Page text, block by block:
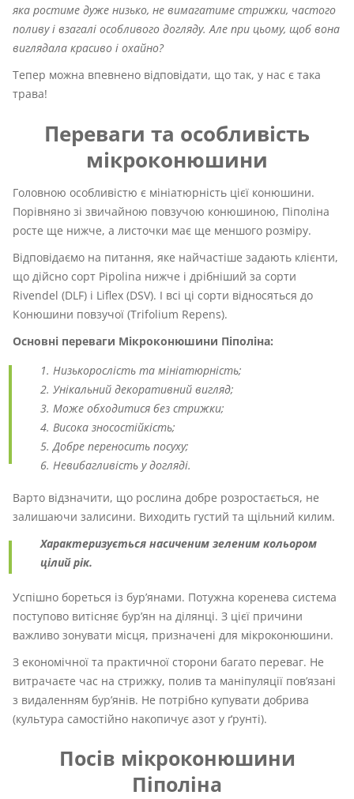
яка ростиме дуже низько, не вимагатиме стрижки, частого
поливу і взагалі особливого догляду. Але при цьому, щоб вона
виглядала красиво і охайно?
Тепер можна впевнено відповідати, що так, у нас є така
трава!
Переваги та особливість
мікроконюшини
Головною особливістю є мініатюрність цієї конюшини.
Порівняно зі звичайною повзучою конюшиною, Піполіна
росте ще нижче, а листочки має ще меншого розміру.
Відповідаємо на питання, яке найчастіше задають клієнти,
що дійсно сорт Pipolina нижче і дрібніший за сорти
Rivendel (DLF) і Liflex (DSV). І всі ці сорти відносяться до
Конюшини повзучої (Trifolium Repens).
Основні переваги Мікроконюшини Піполіна:
Низькорослість та мініатюрність;
Унікальний декоративний вигляд;
Може обходитися без стрижки;
Висока зносостійкість;
Добре переносить посуху;
Невибагливість у догляді.
Варто відзначити, що рослина добре розростається, не
залишаючи залисини. Виходить густий та щільний килим.
Характеризується насиченим зеленим кольором
цілий рік.
Успішно бореться із бур’янами. Потужна коренева система
поступово витісняє бур’ян на ділянці. З цієї причини
важливо зонувати місця, призначені для мікроконюшини.
З економічної та практичної сторони багато переваг. Не
витрачаєте час на стрижку, полив та маніпуляції пов’язані
з видаленням бур’янів. Не потрібно купувати добрива
(культура самостійно накопичує азот у ґрунті).
Посів мікроконюшини
Піполіна